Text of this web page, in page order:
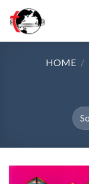
content
HOME /